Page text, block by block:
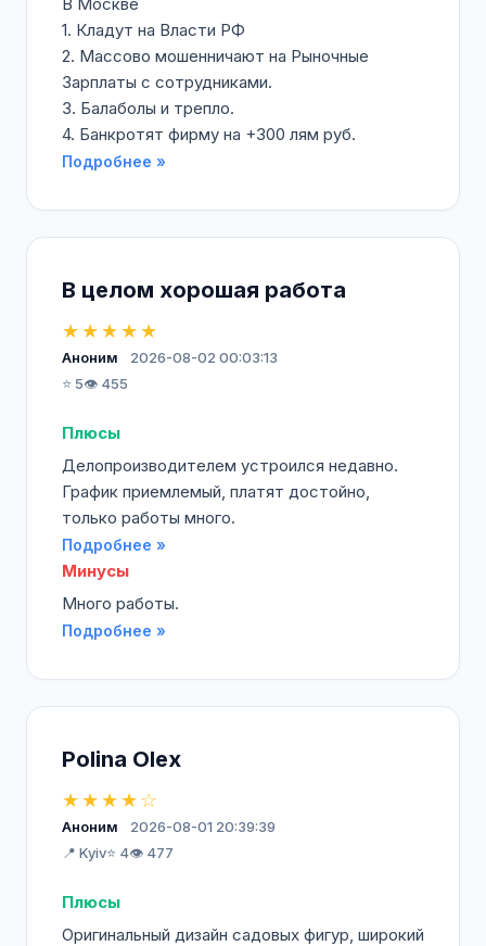
1. Кладут на Власти РФ
2. Массово мошенничают на Рыночные
Зарплаты с сотрудниками.
3. Балаболы и трепло.
4. Банкротят фирму на +300 лям руб.
Подробнее »
В целом хорошая работа
★★★★★
Аноним
2026-08-02 00:03:13
⭐ 5👁️ 455
Плюсы
Делопроизводителем устроился недавно.
График приемлемый, платят достойно,
только работы много.
Подробнее »
Минусы
Много работы.
Подробнее »
Polina Olex
★★★★☆
Аноним
2026-08-01 20:39:39
📍 Kyiv⭐ 4👁️ 477
Плюсы
Оригинальный дизайн садовых фигур, широкий